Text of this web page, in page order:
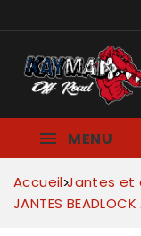
MENU
Accueil Jantes et
JANTES BEADLOCK